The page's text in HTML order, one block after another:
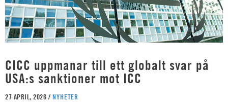
CICC uppmanar till ett globalt svar på
USA:s sanktioner mot ICC
27 APRIL, 2026 / NYHETER